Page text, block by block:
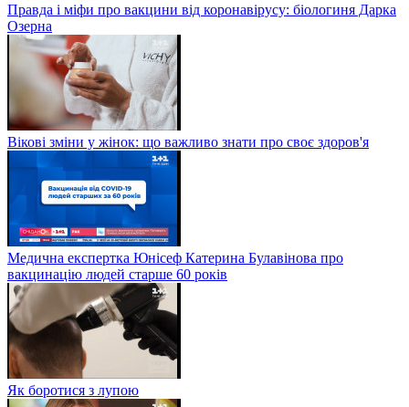
Правда і міфи про вакцини від коронавірусу: біологиня Дарка
Озерна
Вікові зміни у жінок: що важливо знати про своє здоров'я
Медична експертка Юнісеф Катерина Булавінова про
вакцинацію людей старше 60 років
Як боротися з лупою